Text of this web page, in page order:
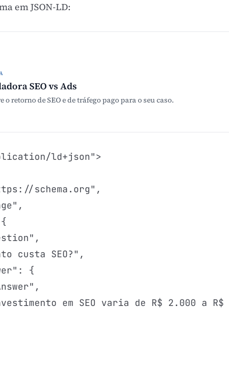
em JSON-LD:
SEO vs Ads
o retorno de SEO e de tráfego pago para o seu caso.
ld+json">
schema.org",
custa SEO?",
{
em SEO varia de R$ 2.000 a R$